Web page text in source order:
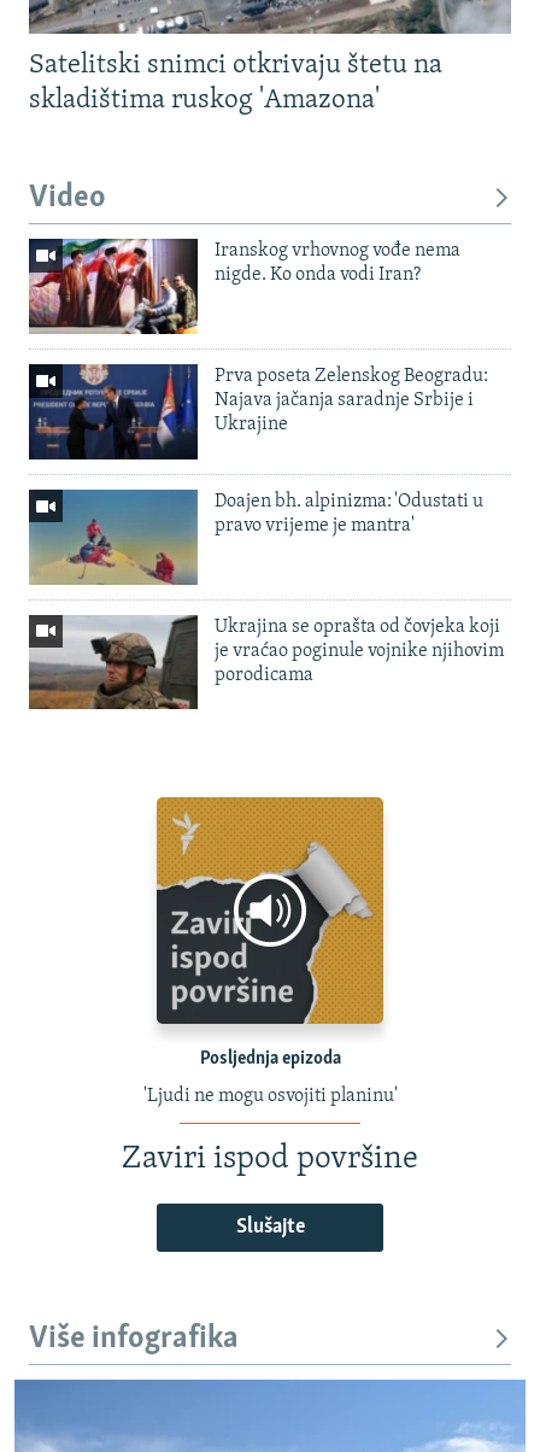
Satelitski snimci otkrivaju štetu na
skladištima ruskog 'Amazona'
Video
Iranskog vrhovnog vođe nema
nigde. Ko onda vodi Iran?
Prva poseta Zelenskog Beogradu:
Najava jačanja saradnje Srbije i
Ukrajine
Doajen bh. alpinizma: 'Odustati u
pravo vrijeme je mantra'
Ukrajina se oprašta od čovjeka koji
je vraćao poginule vojnike njihovim
porodicama
Posljednja epizoda
'Ljudi ne mogu osvojiti planinu'
Zaviri ispod površine
Slušajte
Više infografika